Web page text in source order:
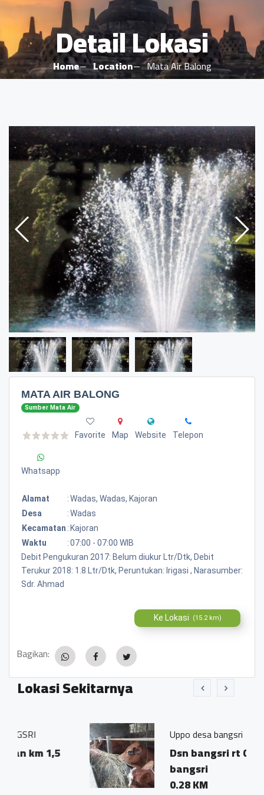
Detail Lokasi
Home Location Mata Air Balong
MATA AIR BALONG
Sumber Mata Air
Favorite Map Website Telepon
Whatsapp
Alamat :Wadas, Wadas, Kajoran
Desa
:Wadas
Kecamatan : Kajoran
Waktu
:07:00 - 07:00 WIB
Debit Pengukuran 2017: Belum diukur Ltr/Dtk, Debit
Terukur 2018: 1.8 Ltr/Dtk, Peruntukan: Irigasi , Narasumber:
Sdr. Ahmad
Ke Lokasi (15.2 km)
Bagikan:
Lokasi Sekitarnya
Uppo desa bangsri
Dsn bangsri rt 04 rw 01 desa
bangsri
0.28 KM